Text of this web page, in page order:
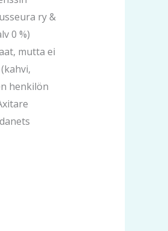
ry &
0 %)
mutta ei
henkilön